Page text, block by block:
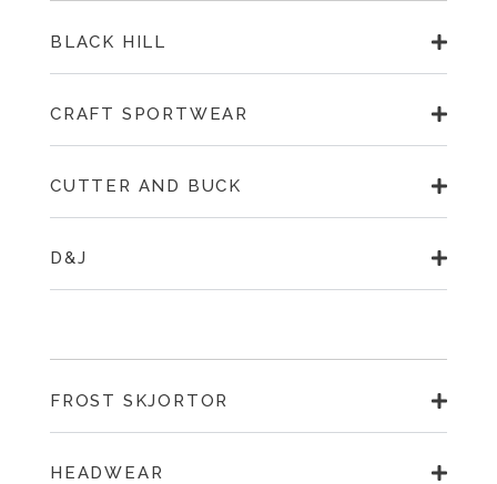
BLACK HILL
CRAFT SPORTWEAR
CUTTER AND BUCK
D&J
FROST SKJORTOR
HEADWEAR